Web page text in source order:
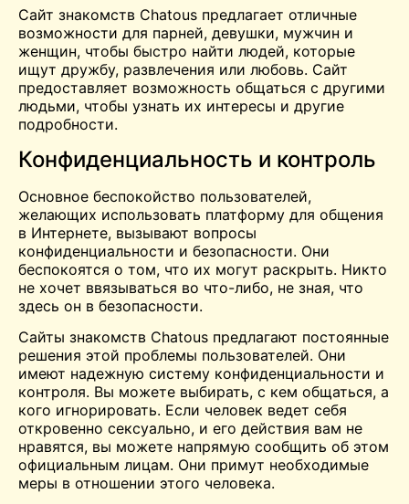
Сайт знакомств Chatous предлагает отличные
возможности для парней, девушки, мужчин и
женщин, чтобы быстро найти людей, которые
ищут дружбу, развлечения или любовь. Сайт
предоставляет возможность общаться с другими
людьми, чтобы узнать их интересы и другие
подробности.
Конфиденциальность и контроль
Основное беспокойство пользователей,
желающих использовать платформу для общения
в Интернете, вызывают вопросы
конфиденциальности и безопасности. Они
беспокоятся о том, что их могут раскрыть. Никто
не хочет ввязываться во что-либо, не зная, что
здесь он в безопасности.
Сайты знакомств Chatous предлагают постоянные
решения этой проблемы пользователей. Они
имеют надежную систему конфиденциальности и
контроля. Вы можете выбирать, с кем общаться, а
кого игнорировать. Если человек ведет себя
откровенно сексуально, и его действия вам не
нравятся, вы можете напрямую сообщить об этом
официальным лицам. Они примут необходимые
меры в отношении этого человека.